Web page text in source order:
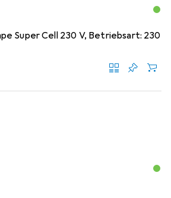
Super Cell 230 V, Betriebsart: 230